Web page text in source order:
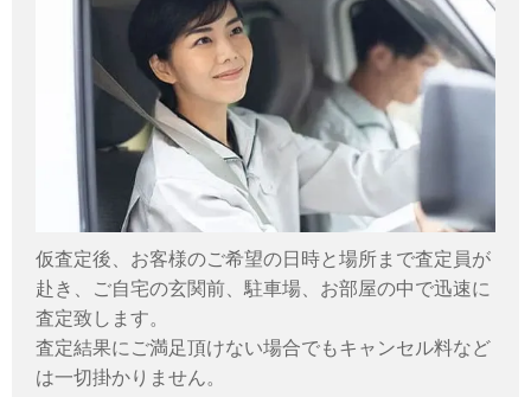
仮査定後、お客様のご希望の日時と場所まで査定員が
赴き、ご自宅の玄関前、駐車場、お部屋の中で迅速に
査定致します。
査定結果にご満足頂けない場合でもキャンセル料など
は一切掛かりません。